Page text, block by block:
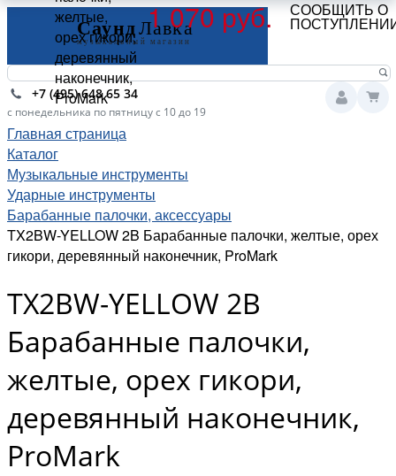
+7 (495) 648 65 34
с понедельника по пятницу с 10 до 19
Главная страница
Каталог
Музыкальные инструменты
Ударные инструменты
Барабанные палочки, аксессуары
TX2BW-YELLOW 2B Барабанные палочки, желтые, орех
гикори, деревянный наконечник, ProMark
TX2BW-YELLOW 2B
Барабанные палочки,
желтые, орех гикори,
деревянный наконечник,
ProMark
желтые,
орех гикори,
деревянный
наконечник,
ProMark
1 070 руб. СООБЩИТЬ О